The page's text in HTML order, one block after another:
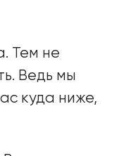
Тем не
Ведь мы
куда ниже,